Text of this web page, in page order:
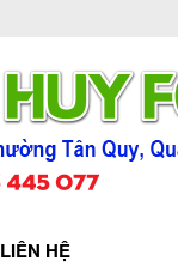
LIÊN HỆ